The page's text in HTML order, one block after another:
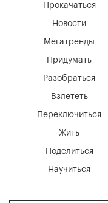
Мегатренды
Придумать
Разобраться
Взлететь
Новости
Переключиться
Жить
Поделиться
Научиться
Прокачаться